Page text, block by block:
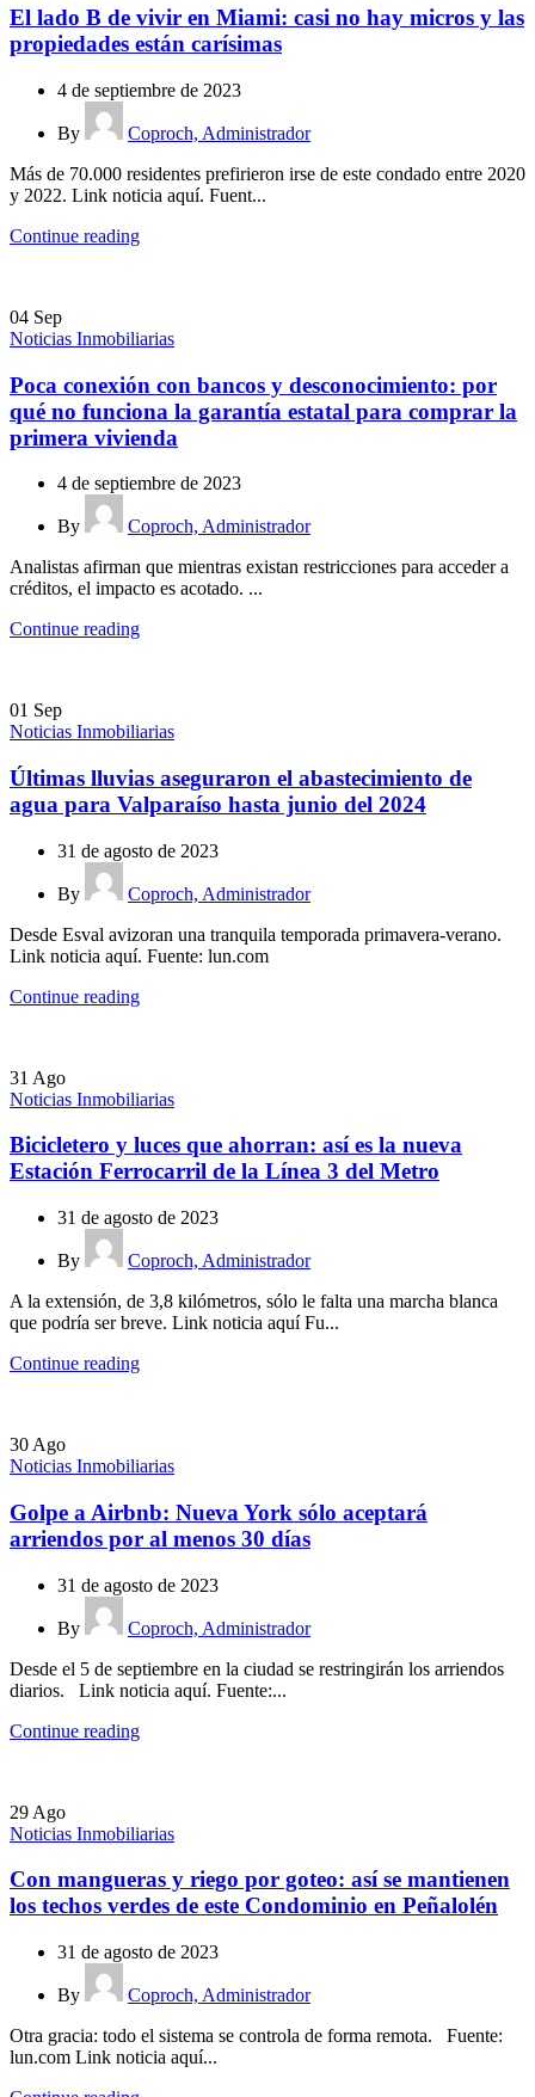
El lado B de vivir en Miami: casi no hay micros y las
propiedades están carísimas
4 de septiembre de 2023
By
Coproch, Administrador
Más de 70.000 residentes prefirieron irse de este condado entre 2020
y 2022. Link noticia aquí. Fuent...
Continue reading
04 Sep
Noticias Inmobiliarias
Poca conexión con bancos y desconocimiento: por
qué no funciona la garantía estatal para comprar la
primera vivienda
4 de septiembre de 2023
By
Coproch, Administrador
Analistas afirman que mientras existan restricciones para acceder a
créditos, el impacto es acotado. ...
Continue reading
01 Sep
Noticias Inmobiliarias
Últimas lluvias aseguraron el abastecimiento de
agua para Valparaíso hasta junio del 2024
31 de agosto de 2023
By
Coproch, Administrador
Desde Esval avizoran una tranquila temporada primavera-verano.
Link noticia aquí. Fuente: lun.com
Continue reading
31 Ago
Noticias Inmobiliarias
Bicicletero y luces que ahorran: así es la nueva
Estación Ferrocarril de la Línea 3 del Metro
31 de agosto de 2023
By
Coproch, Administrador
A la extensión, de 3,8 kilómetros, sólo le falta una marcha blanca
que podría ser breve. Link noticia aquí Fu...
Continue reading
30 Ago
Noticias Inmobiliarias
Golpe a Airbnb: Nueva York sólo aceptará
arriendos por al menos 30 días
31 de agosto de 2023
By
Coproch, Administrador
Desde el 5 de septiembre en la ciudad se restringirán los arriendos
diarios. Link noticia aquí. Fuente:...
Continue reading
29 Ago
Noticias Inmobiliarias
Con mangueras y riego por goteo: así se mantienen
los techos verdes de este Condominio en Peñalolén
31 de agosto de 2023
By
Coproch, Administrador
Otra gracia: todo el sistema se controla de forma remota. Fuente:
lun.com Link noticia aquí...